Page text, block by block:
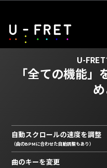
U-
「全ての機能」
自動スクロールの速度を調整
（曲のBPMに合わせた自動調整もあり）
曲のキーを変更